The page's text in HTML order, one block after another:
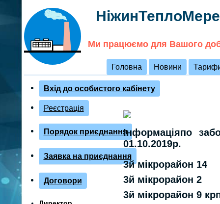
Ми працюємо для Вашого
Головна Новини
Вхід до особистого кабінету
Реєстрація
Порядок приєднання
Заявка на приєднання
Договори
Інформаціяпо
01.10.2019р.
3й мiкрорайон 14
3й мiкрорайон 2
3й мiкрорайон 9